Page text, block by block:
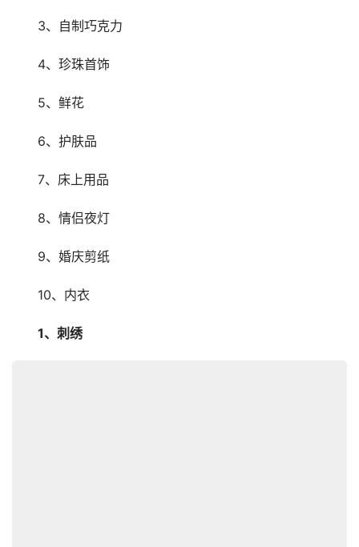
3、自制巧克力
4、珍珠首饰
5、鲜花
6、护肤品
7、床上用品
8、情侣夜灯
9、婚庆剪纸
10、内衣
1、刺绣